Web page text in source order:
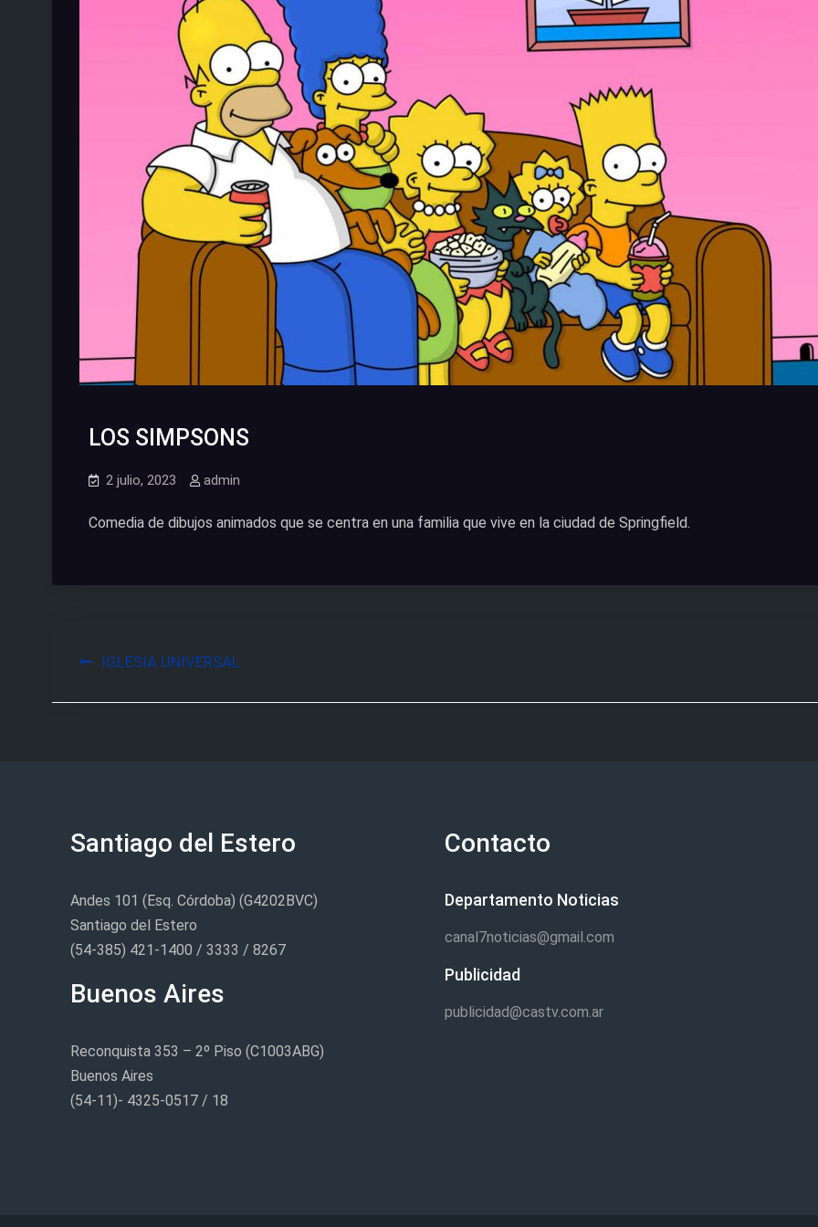
LOS SIMPSONS
2 julio, 2023 admin
Comedia de dibujos animados que se centra en una familia que vive en la ciudad de Springfield.
Navegación
de
IGLESIA UNIVERSAL
Santiago del Estero
Andes 101 (Esq. Córdoba) (G4202BVC)
Santiago del Estero
(54-385) 421-1400 / 3333 / 8267
Buenos Aires
Reconquista 353 – 2º Piso (C1003ABG)
Buenos Aires
(54-11)- 4325-0517 / 18
Contacto
Departamento Noticias
canal7noticias@gmail.com
Publicidad
publicidad@castv.com.ar